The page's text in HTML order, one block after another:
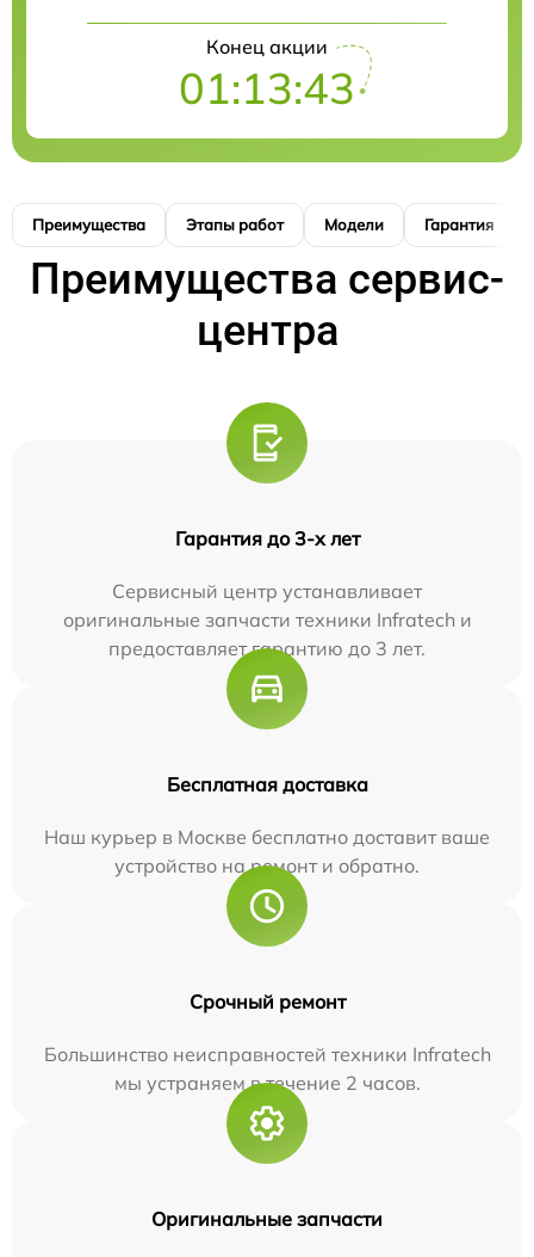
Конец акции
01:13:42
Преимущества Этапы работ Модели Гарантия
Преимущества сервис-
центра
Гарантия до 3-х лет
Сервисный центр устанавливает
оригинальные запчасти техники Infratech и
предоставляет гарантию до 3 лет.
Бесплатная доставка
Наш курьер в Москве бесплатно доставит ваше
устройство на ремонт и обратно.
Срочный ремонт
Большинство неисправностей техники Infratech
мы устраняем в течение 2 часов.
Оригинальные запчасти